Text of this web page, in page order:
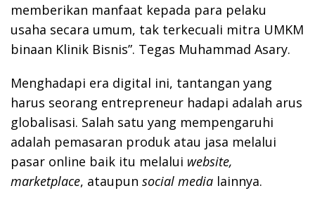
memberikan manfaat kepada para pelaku
usaha secara umum, tak terkecuali mitra UMKM
binaan Klinik Bisnis”. Tegas Muhammad Asary.
Menghadapi era digital ini, tantangan yang
harus seorang entrepreneur hadapi adalah arus
globalisasi. Salah satu yang mempengaruhi
adalah pemasaran produk atau jasa melalui
pasar online baik itu melalui website,
marketplace, ataupun social media lainnya.